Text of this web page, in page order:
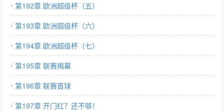
第192章 欧洲超级杯（五）
第193章 欧洲超级杯（六）
第194章 欧洲超级杯（七）
第195章 联赛揭幕
第196章 联赛首球
第197章 开门红？还不够！